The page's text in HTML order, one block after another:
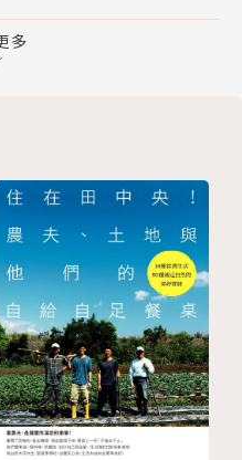
級料理，除了奢華之外，
、謙安和、澟割烹
理，在台北米其林評鑑
星「龍吟」和香港二星
顆星，維持一定高水準。
隱身於安和路巷弄裡，
於原味。不但飲食極簡，
是簡約帶著時尚風。
輪番上菜呈現，像是壽
的東京風米其林法式私
系效果增添了感官的
突變的義式視覺系美味
， 實為本土味的台灣
界第一的米其林一星
另類風格的米其林超新
欣賞師傅技藝，有如觀
多